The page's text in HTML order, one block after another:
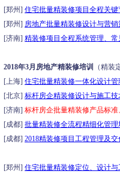
[郑州] 住宅批量精装修项目全程关
[郑州] 房地产批量精装修设计与营
[济南] 精装修项目全程系统管理、
2018年3月房地产精装修培训
（精
[上海] 住宅批量精装修一体化设计
[北京] 标杆房企精装修设计与施工
[济南] 标杆房企批量精装修产品标
[成都] 批量精装修全流程精细化管
[成都] 2018精装修项目工程管理及
[郑州] 住宅批量精装修定位、设计